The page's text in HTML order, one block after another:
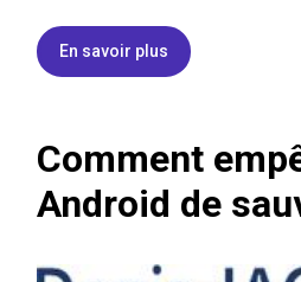
En savoir plus
Comment
Android de